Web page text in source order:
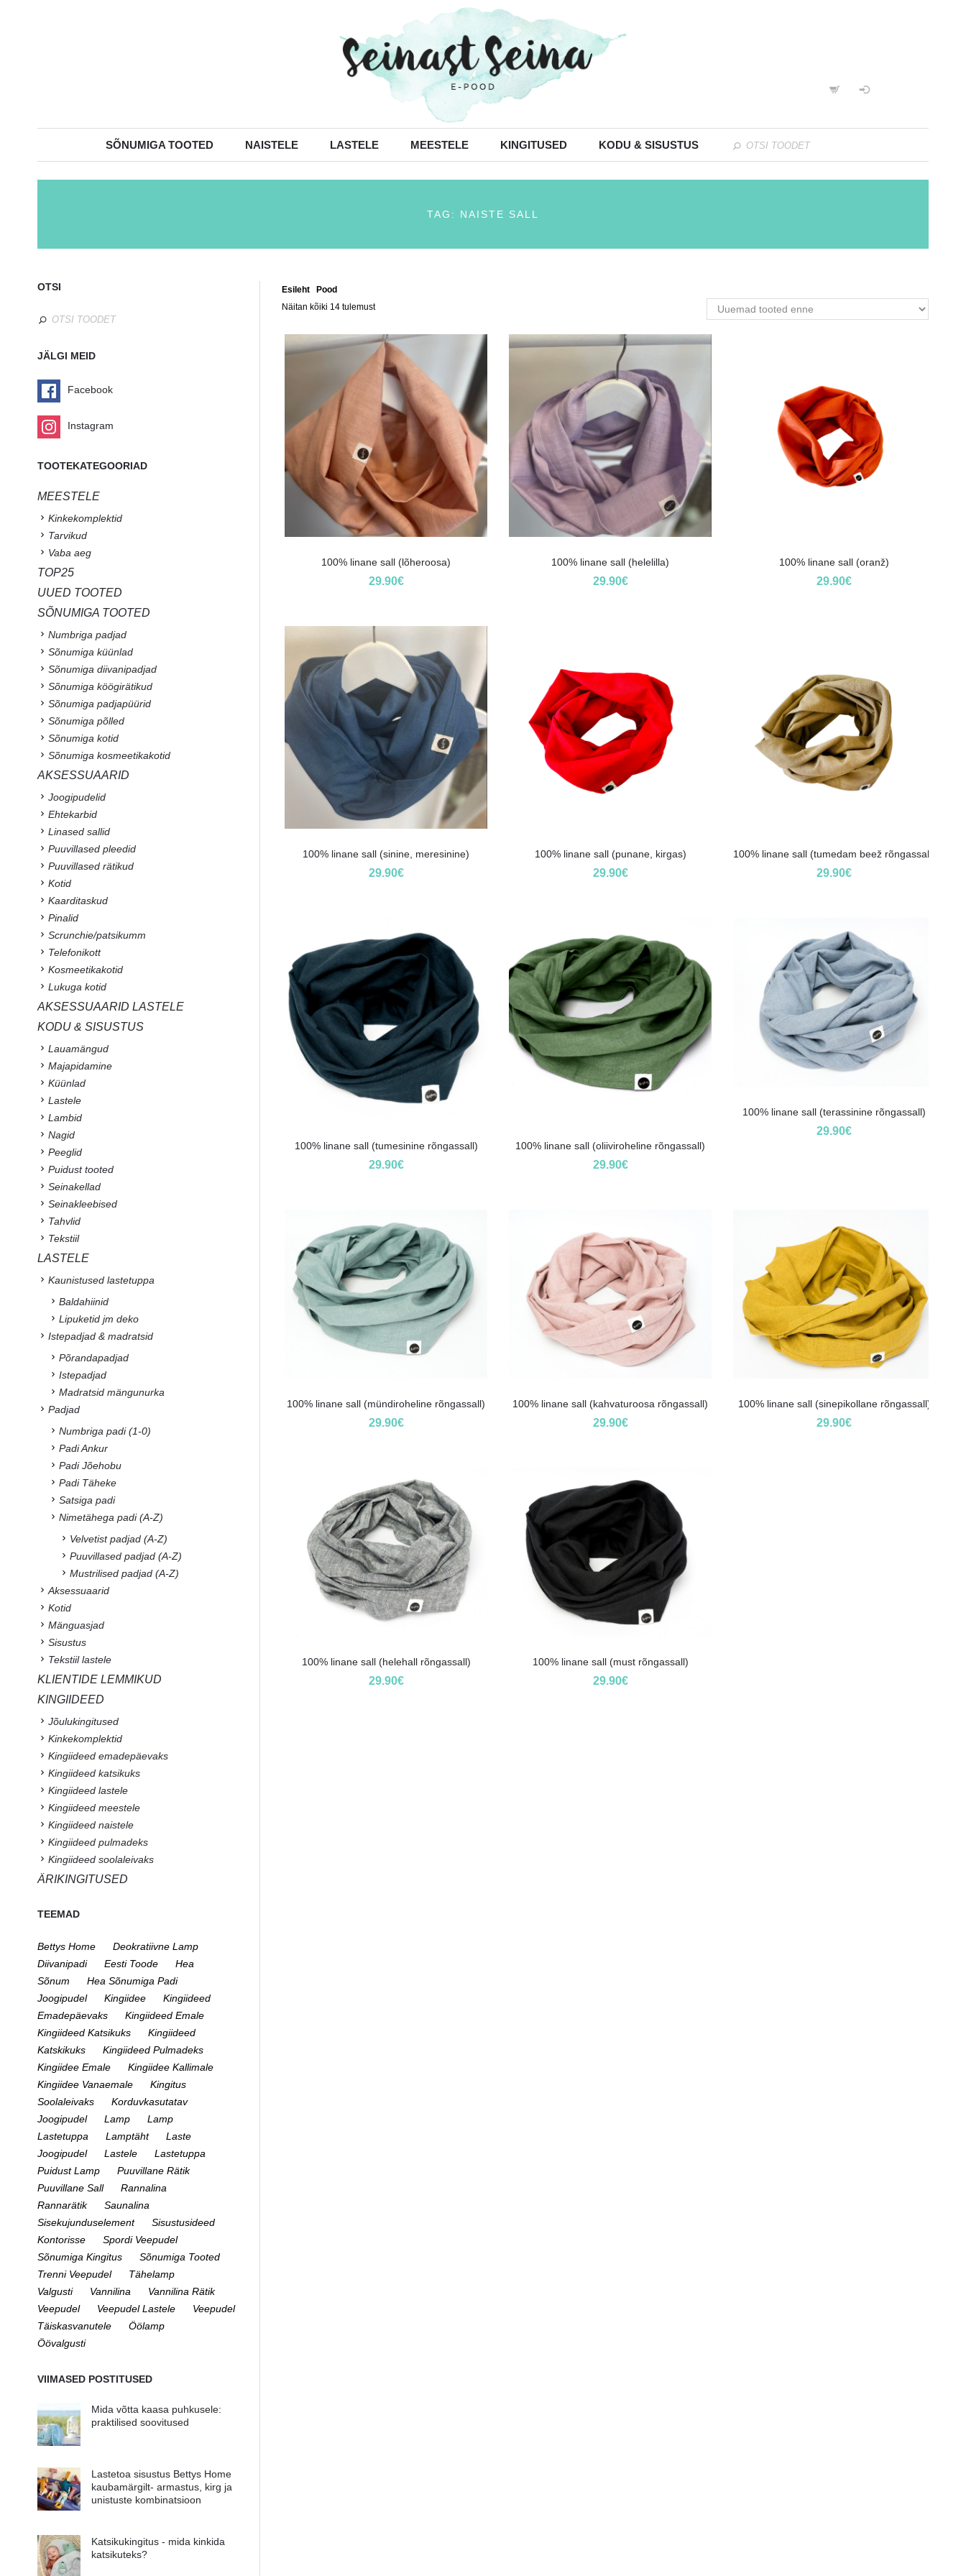
SÕNUMIGA TOOTED NAISTELE LASTELE MEESTELE KINGITUSED KODU & SISUSTUS
TAG: NAISTE SALL
Esileht /Pood
Näitan kõiki 14 tulemust
100% linane sall (lõheroosa)
29.90€
100% linane sall (helelilla)
29.90€
100% linane sall (oranž)
29.90€
100% linane sall (sinine, meresinine)
29.90€
100% linane sall (punane, kirgas)
29.90€
100% linane sall (tumedam beež rõngassall)
29.90€
100% linane sall (tumesinine rõngassall)
29.90€
100% linane sall (oliiviroheline rõngassall)
29.90€
100% linane sall (terassinine rõngassall)
29.90€
100% linane sall (mündiroheline rõngassall)
29.90€
100% linane sall (kahvaturoosa rõngassall)
29.90€
100% linane sall (sinepikollane rõngassall)
29.90€
100% linane sall (helehall rõngassall)
29.90€
100% linane sall (must rõngassall)
29.90€
OTSI
JÄLGI MEID
Facebook
Instagram
TOOTEKATEGOORIAD
MEESTELE
Kinkekomplektid
Tarvikud
Vaba aeg
TOP25
UUED TOOTED
SÕNUMIGA TOOTED
Numbriga padjad
Sõnumiga küünlad
Sõnumiga diivanipadjad
Sõnumiga köögirätikud
Sõnumiga padjapüürid
Sõnumiga põlled
Sõnumiga kotid
Sõnumiga kosmeetikakotid
AKSESSUAARID
Joogipudelid
Ehtekarbid
Linased sallid
Puuvillased pleedid
Puuvillased rätikud
Kotid
Kaarditaskud
Pinalid
Scrunchie/patsikumm
Telefonikott
Kosmeetikakotid
Lukuga kotid
AKSESSUAARID LASTELE
KODU & SISUSTUS
Lauamängud
Majapidamine
Küünlad
Lastele
Lambid
Nagid
Peeglid
Puidust tooted
Seinakellad
Seinakleebised
Tahvlid
Tekstiil
LASTELE
Kaunistused lastetuppa
Baldahiinid
Lipuketid jm deko
Istepadjad & madratsid
Põrandapadjad
Istepadjad
Madratsid mängunurka
Padjad
Numbriga padi (1-0)
Padi Ankur
Padi Jõehobu
Padi Täheke
Satsiga padi
Nimetähega padi (A-Z)
Velvetist padjad (A-Z)
Puuvillased padjad (A-Z)
Mustrilised padjad (A-Z)
Aksessuaarid
Kotid
Mänguasjad
Sisustus
Tekstiil lastele
KLIENTIDE LEMMIKUD
KINGIIDEED
Jõulukingitused
Kinkekomplektid
Kingiideed emadepäevaks
Kingiideed katsikuks
Kingiideed lastele
Kingiideed meestele
Kingiideed naistele
Kingiideed pulmadeks
Kingiideed soolaleivaks
ÄRIKINGITUSED
TEEMAD
Bettys Home
Deokratiivne Lamp
Diivanipadi
Eesti Toode
Hea
Sõnum
Hea Sõnumiga Padi
Joogipudel
Kingiidee
Kingiideed
Emadepäevaks
Kingiideed Emale
Kingiideed Katsikuks
Kingiideed
Katskikuks
Kingiideed Pulmadeks
Kingiidee Emale
Kingiidee Kallimale
Kingiidee Vanaemale
Kingitus
Soolaleivaks
Korduvkasutatav
Joogipudel
Lamp
Lamp
Lastetuppa
Lamptäht
Laste
Joogipudel
Lastele
Lastetuppa
Puidust Lamp
Puuvillane Rätik
Puuvillane Sall
Rannalina
Rannarätik
Saunalina
Sisekujunduselement
Sisustusideed
Kontorisse
Spordi Veepudel
Sõnumiga Kingitus
Sõnumiga Tooted
Trenni Veepudel
Tähelamp
Valgusti
Vannilina
Vannilina Rätik
Veepudel
Veepudel Lastele
Veepudel
Täiskasvanutele
Öölamp
Öövalgusti
VIIMASED POSTITUSED
Mida võtta kaasa puhkusele:
praktilised soovitused
Lastetoa sisustus Bettys Home
kaubamärgilt- armastus, kirg ja
unistuste kombinatsioon
Katsikukingitus - mida kinkida
katsikuteks?